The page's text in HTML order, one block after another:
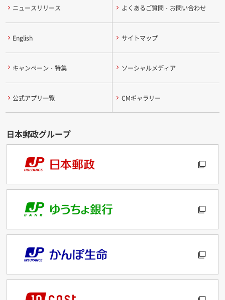
ニュースリリース よくあるご質問・お問い合わせ
English サイトマップ
キャンペーン・特集 ソーシャルメディア
公式アプリ一覧 CMギャラリー